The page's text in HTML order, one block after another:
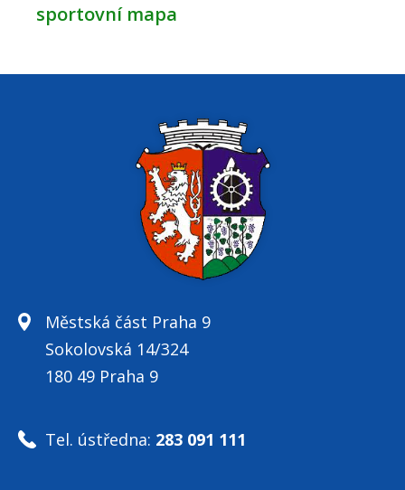
sportovní mapa
Městská část Praha 9
Sokolovská 14/324
180 49 Praha 9
Tel. ústředna: 283 091 111